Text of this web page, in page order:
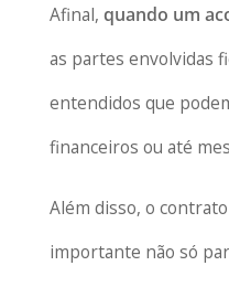
Afinal, quando um
as partes envolvidas
entendidos que
financeiros ou até
Além disso, o
importante não só